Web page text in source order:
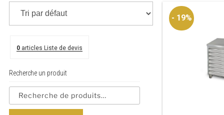
- 19%
0 articles Liste de devis
Recherche un produit